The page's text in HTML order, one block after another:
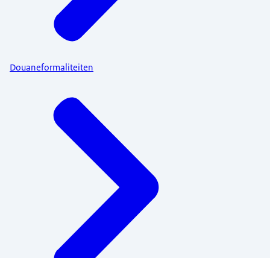
Douaneformaliteiten